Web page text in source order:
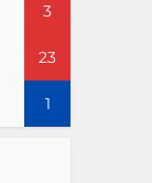
3
23
1